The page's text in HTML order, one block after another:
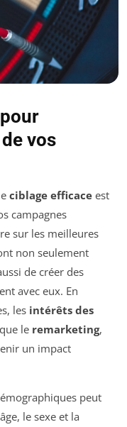
vos
ciblage efficace est
campagnes
sur les meilleures
non seulement
de créer des
avec eux. En
les intérêts des
le remarketing,
un impact
peut
le sexe et la